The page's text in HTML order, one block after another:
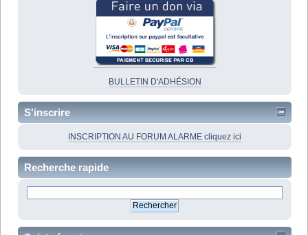
BULLETIN D'ADHÉSION
S'inscrire
INSCRIPTION AU FORUM ALARME cliquez ici
Recherche rapide